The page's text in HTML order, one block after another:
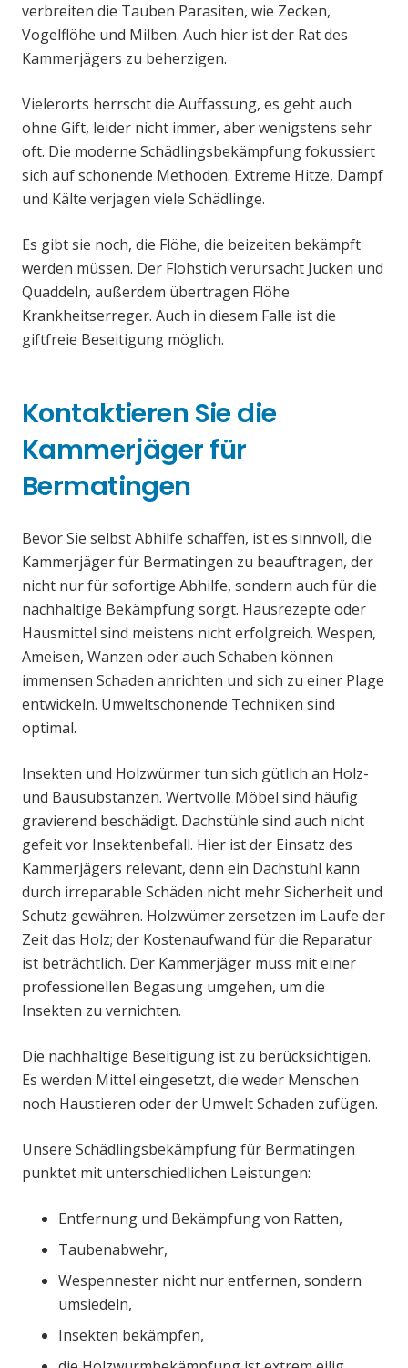
verbreiten die Tauben Parasiten, wie Zecken,
Vogelflöhe und Milben. Auch hier ist der Rat des
Kammerjägers zu beherzigen.
Vielerorts herrscht die Auffassung, es geht auch
ohne Gift, leider nicht immer, aber wenigstens sehr
oft. Die moderne Schädlingsbekämpfung fokussiert
sich auf schonende Methoden. Extreme Hitze, Dampf
und Kälte verjagen viele Schädlinge.
Es gibt sie noch, die Flöhe, die beizeiten bekämpft
werden müssen. Der Flohstich verursacht Jucken und
Quaddeln, außerdem übertragen Flöhe
Krankheitserreger. Auch in diesem Falle ist die
giftfreie Beseitigung möglich.
Kontaktieren Sie die
Kammerjäger für
Bermatingen
Bevor Sie selbst Abhilfe schaffen, ist es sinnvoll, die
Kammerjäger für Bermatingen zu beauftragen, der
nicht nur für sofortige Abhilfe, sondern auch für die
nachhaltige Bekämpfung sorgt. Hausrezepte oder
Hausmittel sind meistens nicht erfolgreich. Wespen,
Ameisen, Wanzen oder auch Schaben können
immensen Schaden anrichten und sich zu einer Plage
entwickeln. Umweltschonende Techniken sind
optimal.
Insekten und Holzwürmer tun sich gütlich an Holz-
und Bausubstanzen. Wertvolle Möbel sind häufig
gravierend beschädigt. Dachstühle sind auch nicht
gefeit vor Insektenbefall. Hier ist der Einsatz des
Kammerjägers relevant, denn ein Dachstuhl kann
durch irreparable Schäden nicht mehr Sicherheit und
Schutz gewähren. Holzwümer zersetzen im Laufe der
Zeit das Holz; der Kostenaufwand für die Reparatur
ist beträchtlich. Der Kammerjäger muss mit einer
professionellen Begasung umgehen, um die
Insekten zu vernichten.
Die nachhaltige Beseitigung ist zu berücksichtigen.
Es werden Mittel eingesetzt, die weder Menschen
noch Haustieren oder der Umwelt Schaden zufügen.
Unsere Schädlingsbekämpfung für Bermatingen
punktet mit unterschiedlichen Leistungen:
Entfernung und Bekämpfung von Ratten,
Taubenabwehr,
Wespennester nicht nur entfernen, sondern
umsiedeln,
Insekten bekämpfen,